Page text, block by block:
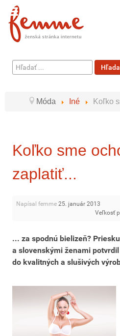
Hľadať
...
Móda Iné Koľko
Koľko sme
zaplatiť...
Napísal femme 25. január 2013
Veľkosť
... za spodnú bielizeň?
a slovenskými ženami
do kvalitných a slušivých